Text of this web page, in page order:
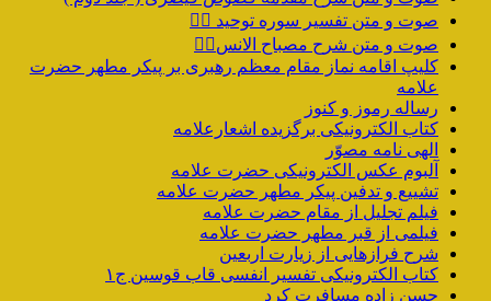
صوت و متن تفسیر سوره توحید ۱️⃣
صوت و متن شرح مصباح الانس۸⃣
کلیپ اقامه نماز مقام معظم رهبری بر پیکر مطهر حضرت
علامه
رساله رموز و کنوز
کتاب الکترونیکی برگزیده اشعارعلامه
الهی نامه مصوّر
آلبوم عکس الکترونیکی حضرت علامه
تشییع و تدفین پیکر مطهر حضرت علامه
فیلم تجلیل از مقام حضرت علامه
فیلمی از قبر مطهر حضرت علامه
شرح فرازهایی از زیارت اربعین
کتاب الکترونیکی تفسیر انفسی قاب قوسین ج۱
حسن زاده مسافرت کرد